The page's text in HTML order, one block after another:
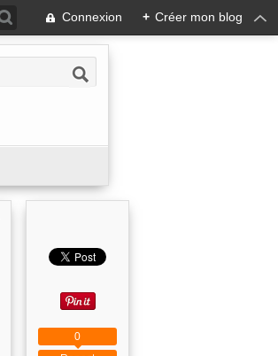
Connexion + Créer mon blog
0